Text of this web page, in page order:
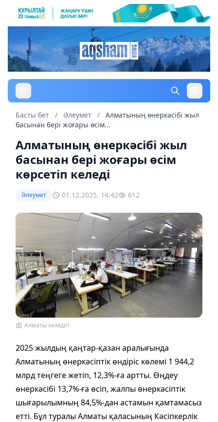
Басты бет / Әлеумет /
Алматының өнеркәсібі жыл
басынан бері жоғары өсім...
Алматының өнеркәсібі жыл
басынан бері жоғары өсім
көрсетіп келеді
Әлеумет 01.12.2025, 14:42 612
Алматы әкімдігі
2025 жылдың қаңтар-қазан аралығында
Алматының өнеркәсіптік өндіріс көлемі 1 944,2
млрд теңгеге жетіп, 12,3%-ға артты. Өңдеу
өнеркәсібі 13,7%-ға өсіп, жалпы өнеркәсіптік
шығарылымның 84,5%-дан астамын қамтамасыз
етті. Бұл туралы Алматы қаласының Кәсіпкерлік